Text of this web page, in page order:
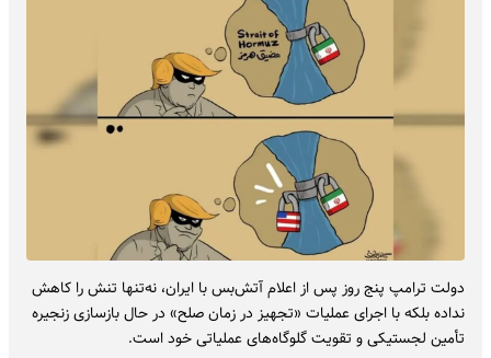
دولت ترامپ پنج روز پس از اعلام آتش‌بس با ایران، نه‌تنها تنش را کاهش
نداده بلکه با اجرای عملیات «تجهیز در زمان صلح» در حال بازسازی زنجیره
تأمین لجستیکی و تقویت گلوگاه‌های عملیاتی خود است.